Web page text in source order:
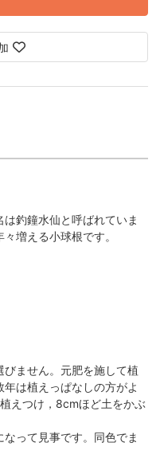
釣鐘水仙と呼ばれていま
増える小球根です。
ません。元肥を施して植
は植えっぱなしの方がよ
えつけ，8cmほど土をかぶ
って見事です。同色でま